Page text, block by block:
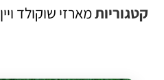
קטגוריותמארזי שוקולד ויין